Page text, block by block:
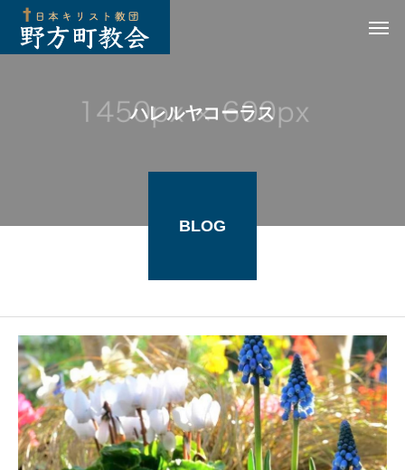
ハレルヤコーラス
BLOG